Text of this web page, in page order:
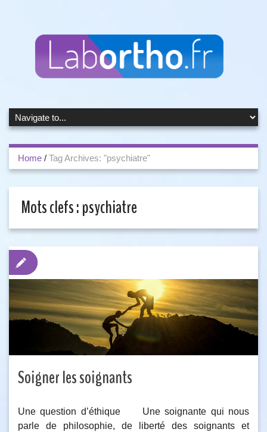
Home / Tag Archives: "psychiatre"
Mots clefs :psychiatre
Soigner les soignants
Une question d’éthique Une soignante qui nous
parle de philosophie, de liberté des soignants et